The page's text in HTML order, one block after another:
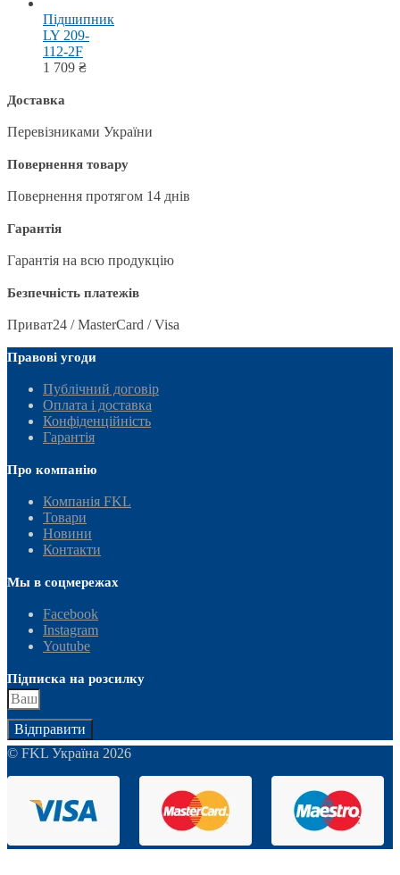
Підшипник
LY 209-
112-2F
1 709 ₴
Доставка
Перевізниками України
Повернення товару
Повернення протягом 14 днів
Гарантія
Гарантія на всю продукцію
Безпечність платежів
Приват24 / MasterCard / Visa
Правові угоди
Публічний договір
Оплата і доставка
Конфіденційність
Гарантія
Про компанію
Компанія FKL
Товари
Новини
Контакти
Мы в соцмережах
Facebook
Instagram
Youtube
Підписка на розсилку
Відправити
© FKL Україна 2026